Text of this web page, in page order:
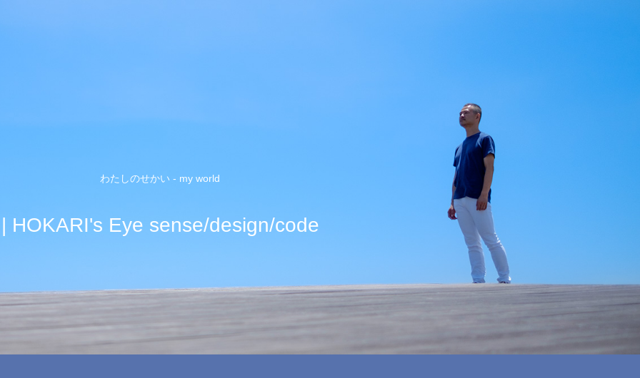
わたしのせかい - my world
| HOKARI's Eye sense/design/code